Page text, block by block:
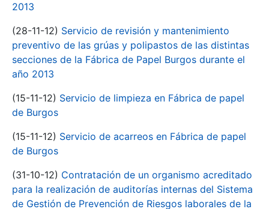
2013
(28-11-12) Servicio de revisión y mantenimiento
preventivo de las grúas y polipastos de las distintas
secciones de la Fábrica de Papel Burgos durante el
año 2013
(15-11-12) Servicio de limpieza en Fábrica de papel
de Burgos
(15-11-12) Servicio de acarreos en Fábrica de papel
de Burgos
(31-10-12) Contratación de un organismo acreditado
para la realización de auditorías internas del Sistema
de Gestión de Prevención de Riesgos laborales de la